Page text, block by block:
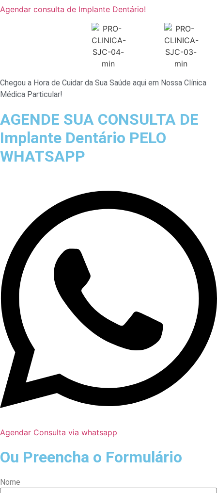
Agendar consulta de Implante Dentário!
Chegou a Hora de Cuidar da Sua Saúde aqui em Nossa Clínica
Médica Particular!
AGENDE SUA CONSULTA DE
Implante Dentário PELO
WHATSAPP
Agendar Consulta via whatsapp
Ou Preencha o Formulário
Nome